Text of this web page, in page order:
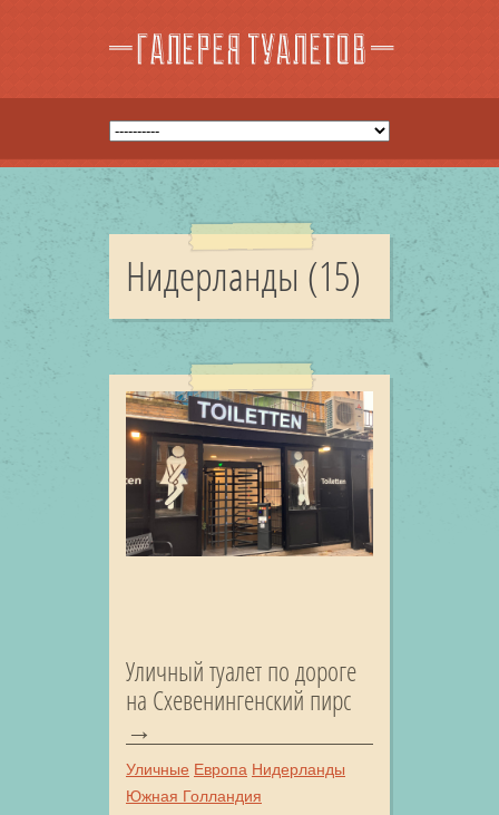
Нидерланды (15)
Уличный туалет по дороге
на Схевенингенский пирс
Уличные Европа Нидерланды
Южная Голландия